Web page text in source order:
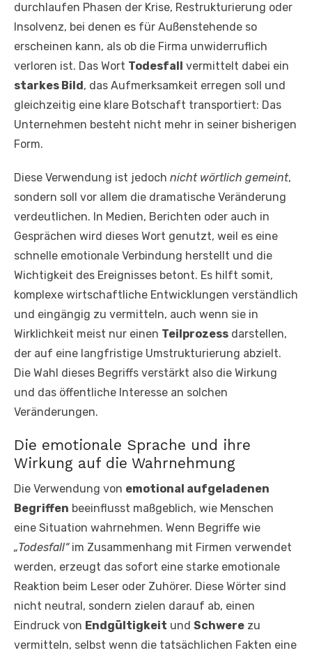
durchlaufen Phasen der Krise, Restrukturierung oder
Insolvenz, bei denen es für Außenstehende so
erscheinen kann, als ob die Firma unwiderruflich
verloren ist. Das Wort Todesfall vermittelt dabei ein
starkes Bild, das Aufmerksamkeit erregen soll und
gleichzeitig eine klare Botschaft transportiert: Das
Unternehmen besteht nicht mehr in seiner bisherigen
Form.
Diese Verwendung ist jedoch nicht wörtlich gemeint,
sondern soll vor allem die dramatische Veränderung
verdeutlichen. In Medien, Berichten oder auch in
Gesprächen wird dieses Wort genutzt, weil es eine
schnelle emotionale Verbindung herstellt und die
Wichtigkeit des Ereignisses betont. Es hilft somit,
komplexe wirtschaftliche Entwicklungen verständlich
und eingängig zu vermitteln, auch wenn sie in
Wirklichkeit meist nur einen Teilprozess darstellen,
der auf eine langfristige Umstrukturierung abzielt.
Die Wahl dieses Begriffs verstärkt also die Wirkung
und das öffentliche Interesse an solchen
Veränderungen.
Die emotionale Sprache und ihre
Wirkung auf die Wahrnehmung
Die Verwendung von emotional aufgeladenen
Begriffen beeinflusst maßgeblich, wie Menschen
eine Situation wahrnehmen. Wenn Begriffe wie
„Todesfall“im Zusammenhang mit Firmen verwendet
werden, erzeugt das sofort eine starke emotionale
Reaktion beim Leser oder Zuhörer. Diese Wörter sind
nicht neutral, sondern zielen darauf ab, einen
Eindruck von Endgültigkeit und Schwere zu
vermitteln, selbst wenn die tatsächlichen Fakten eine